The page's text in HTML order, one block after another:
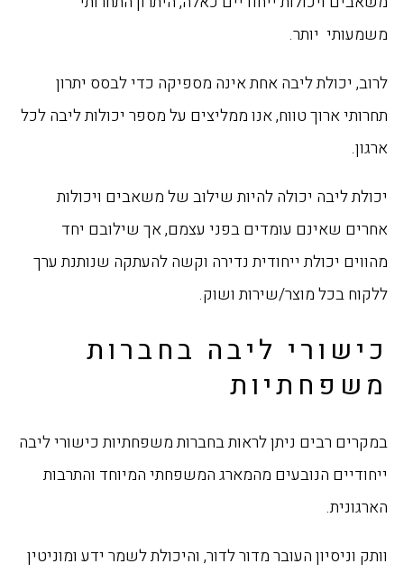
משמעותי יותר.
לרוב, יכולת ליבה אחת אינה מספיקה כדי לבסס יתרון
תחרותי ארוך טווח, אנו ממליצים על מספר יכולות ליבה לכל
ארגון.
יכולת ליבה יכולה להיות שילוב של משאבים ויכולות
אחרים שאינם עומדים בפני עצמם, אך שילובם יחד
מהווים יכולת ייחודית נדירה וקשה להעתקה שנותנת ערך
ללקוח בכל מוצר/שירות ושוק.
כישורי ליבה בחברות
משפחתיות
במקרים רבים ניתן לראות בחברות משפחתיות כישורי ליבה
ייחודיים הנובעים מהמארג המשפחתי המיוחד והתרבות
הארגונית.
וותק וניסיון העובר מדור לדור, והיכולת לשמר ידע ומוניטין